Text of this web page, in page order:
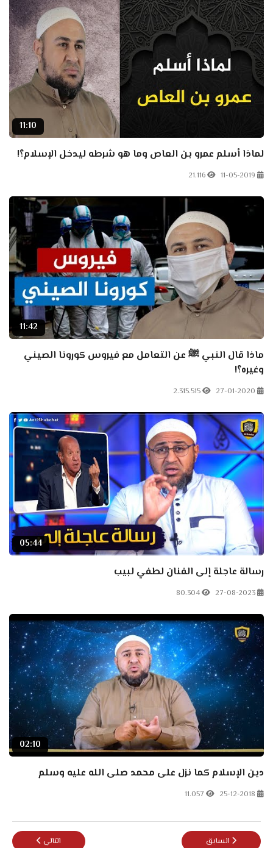
11:10
لماذا أسلم عمرو بن العاص وما هو شرطه ليدخل الإسلام؟!
11-05-2019
21.116
11:42
ماذا قال النبي ﷺ عن التعامل مع فيروس كورونا الصيني
وغيره؟!
27-01-2020
2.315.515
05:44
رسالة عاجلة إلى الفنان لطفي لبيب
27-08-2023
80.304
02:10
دين الإسلام كما نزل على محمد صلى الله عليه وسلم
25-12-2018
11.057
المقال السابق: سلسلة دلائل النبوة - المقدمة
السابق المقال التالي:
التالي